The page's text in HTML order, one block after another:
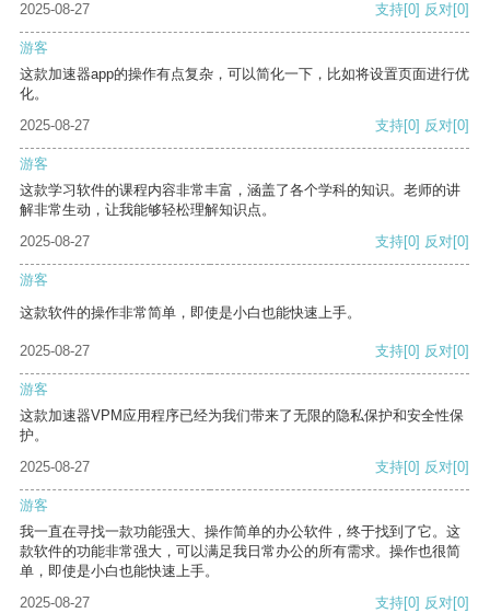
2025-08-27 支持[0] 反对[0]
游客
这款加速器app的操作有点复杂，可以简化一下，比如将设置页面进行优
化。
2025-08-27
支持[0] 反对[0]
游客
这款学习软件的课程内容非常丰富，涵盖了各个学科的知识。老师的讲
解非常生动，让我能够轻松理解知识点。
2025-08-27
支持[0] 反对[0]
游客
这款软件的操作非常简单，即使是小白也能快速上手。
2025-08-27 支持[0] 反对[0]
游客
这款加速器VPM应用程序已经为我们带来了无限的隐私保护和安全性保
护。
2025-08-27
支持[0] 反对[0]
游客
我一直在寻找一款功能强大、操作简单的办公软件，终于找到了它。这
款软件的功能非常强大，可以满足我日常办公的所有需求。操作也很简
单，即使是小白也能快速上手。
2025-08-27
支持[0] 反对[0]